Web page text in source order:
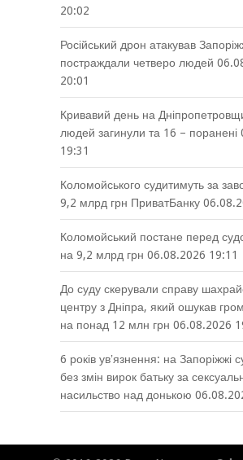
20:02
Російський дрон атакував
постраждали четверо людей
20:01
Кривавий день на
людей загинули та 16 – поранені
19:31
Коломойського судитимуть за
9,2 млрд грн ПриватБанку
Коломойський постане перед
на 9,2 млрд грн 06.08.2026 19:11
До суду скерували справу
центру з Дніпра, який ошукав
на понад 12 млн грн 06.08.2026
6 років увʼязнення: на Запоріжжі
без змін вирок батьку за
насильство над донькою